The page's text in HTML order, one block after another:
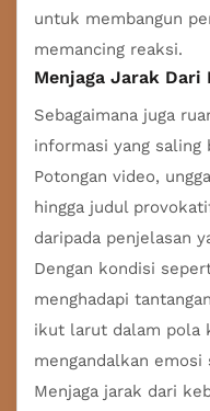
untuk membangun
memancing reaksi.
Menjaga Jarak Dari
Sebagaimana juga
informasi yang saling
Potongan video,
hingga judul
daripada penjelasan
Dengan kondisi
menghadapi
ikut larut dalam pola
mengandalkan emosi
Menjaga jarak dari